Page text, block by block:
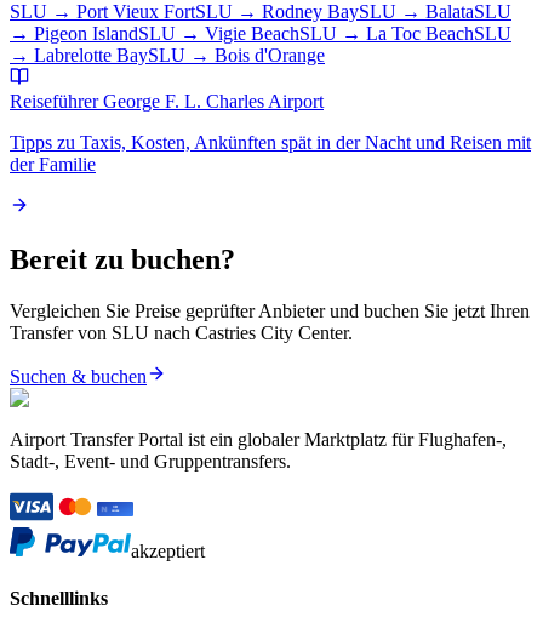
SLU → Port Vieux FortSLU → Rodney BaySLU → BalataSLU
→ Pigeon IslandSLU → Vigie BeachSLU → La Toc BeachSLU
→ Labrelotte BaySLU → Bois d'Orange
Reiseführer George F. L. Charles Airport
Tipps zu Taxis, Kosten, Ankünften spät in der Nacht und Reisen mit
der Familie
Bereit zu buchen?
Vergleichen Sie Preise geprüfter Anbieter und buchen Sie jetzt Ihren
Transfer von SLU nach Castries City Center.
Suchen & buchen
Airport Transfer Portal ist ein globaler Marktplatz für Flughafen-,
Stadt-, Event- und Gruppentransfers.
akzeptiert
Schnelllinks